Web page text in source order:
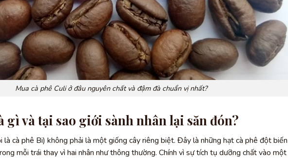
Mua cà phê Culi ở đâu nguyên chất và đậm đà chuẩn vị nhất?
gì và tại sao giới sành nhân lại săn đón?
là cà phê Bi) không phải là một giống cây riêng biệt. Đây là những hạt cà phê đột
mỗi trái thay vì hai nhân như thông thường. Chính vì sự tích tụ dưỡng chất vào